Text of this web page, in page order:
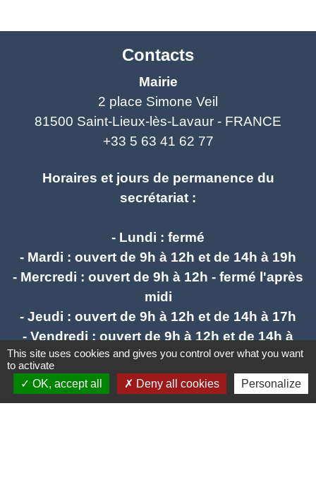
Contacts
Mairie
2 place Simone Veil
81500 Saint-Lieux-lès-Lavaur - FRANCE
+33 5 63 41 62 77
Horaires et jours de permanence du
secrétariat :
- Lundi : fermé
- Mardi : ouvert de 9h à 12h et de 14h à 19h
- Mercredi : ouvert de 9h à 12h - fermé l'après
midi
- Jeudi : ouvert de 9h à 12h et de 14h à 17h
- Vendredi : ouvert de 9h à 12h et de 14h à
17h
mail : stlieuxleslavaur.mairie@wanadoo.fr
This site uses cookies and gives you control over what you want
to activate
OK, accept all
Deny all cookies Personalize